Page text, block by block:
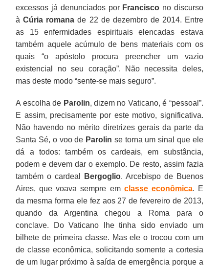
excessos já denunciados por Francisco no discurso
àCúria romana de 22 de dezembro de 2014. Entre
as 15 enfermidades espirituais elencadas estava
também aquele acúmulo de bens materiais com os
quais “o apóstolo procura preencher um vazio
existencial no seu coração”. Não necessita deles,
mas deste modo “sente-se mais seguro”.
A escolha de Parolin, dizem no Vaticano, é “pessoal”.
E assim, precisamente por este motivo, significativa.
Não havendo no mérito diretrizes gerais da parte da
Santa Sé, o voo de Parolin se torna um sinal que ele
dá a todos: também os cardeais, em substância,
podem e devem dar o exemplo. De resto, assim fazia
também o cardeal
Bergoglio. Arcebispo de Buenos
Aires, que voava sempre em classe econômica. E
da mesma forma ele fez aos 27 de fevereiro de 2013,
quando da Argentina chegou a Roma para o
conclave. Do Vaticano lhe tinha sido enviado um
bilhete de primeira classe. Mas ele o trocou com um
de classe econômica, solicitando somente a cortesia
de um lugar próximo à saída de emergência porque a